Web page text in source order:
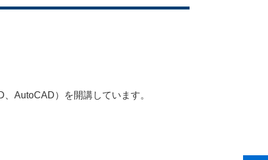
AutoCAD）を開講しています。